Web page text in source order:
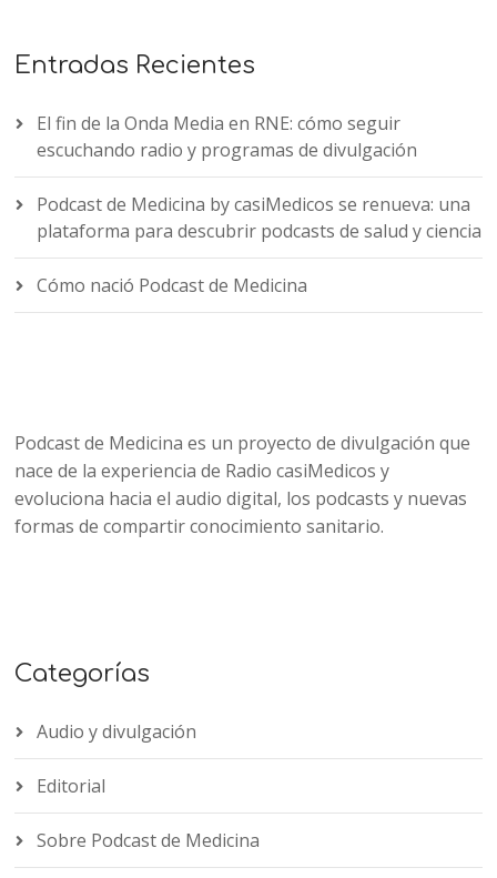
Entradas Recientes
El fin de la Onda Media en RNE: cómo seguir
escuchando radio y programas de divulgación
Podcast de Medicina by casiMedicos se renueva: una
plataforma para descubrir podcasts de salud y ciencia
Cómo nació Podcast de Medicina
Podcast de Medicina es un proyecto de divulgación que
nace de la experiencia de Radio casiMedicos y
evoluciona hacia el audio digital, los podcasts y nuevas
formas de compartir conocimiento sanitario.
Categorías
Audio y divulgación
Editorial
Sobre Podcast de Medicina